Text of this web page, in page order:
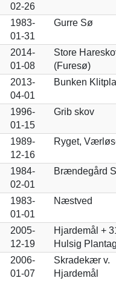
02-26
1983-
01-31
Gurre Sø
2014-
01-08
Store
(Furesø)
2013-
04-01
Bunken
1996-
01-15
Grib skov
1989-
12-16
Ryget,
1984-
02-01
Brændegård
1983-
01-01
Næstved
2005-
12-19
Hjardemål +
Hulsig
2006-
01-07
Skradekær v.
Hjardemål